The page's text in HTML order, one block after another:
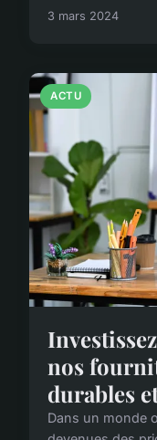
3 mars 2024
ACTU
nos
durables
Dans un monde